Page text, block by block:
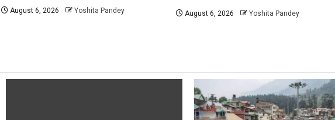
August 6, 2026 Yoshita Pandey August 6, 2026 Yoshita Pandey